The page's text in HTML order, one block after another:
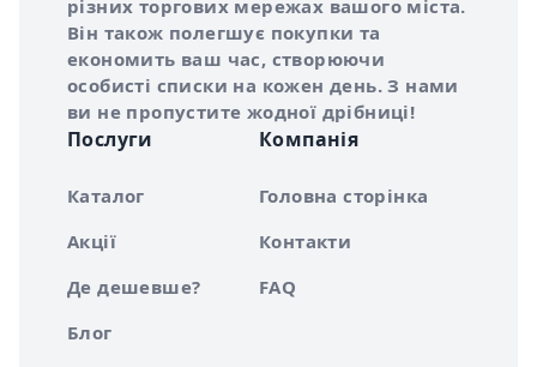
різних торгових мережах вашого міста.
Він також полегшує покупки та
економить ваш час, створюючи
особисті списки на кожен день. З нами
ви не пропустите жодної дрібниці!
Послуги
Каталог
Акції
Де дешевше?
Блог
Компанія
Головна сторінка
Контакти
FAQ